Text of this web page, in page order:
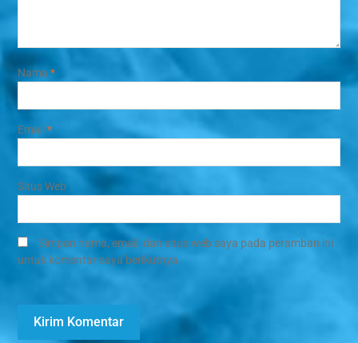
Nama *
Email*
Situs Web
Simpan nama, email, dan situs web saya pada peramban ini
untuk komentar saya berikutnya.